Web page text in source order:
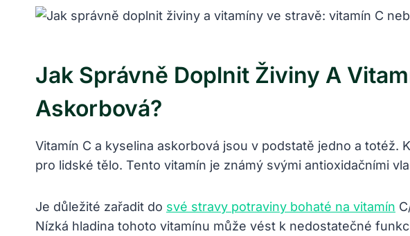
Jak Správně Doplnit Živiny A
Askorbová?
Vitamín C a kyselina askorbová jsou v podstatě jedno a totéž.
pro lidské tělo. Tento vitamín je známý svými antioxidačními
Je důležité zařadit do své stravy potraviny bohaté na vitamín
Nízká hladina tohoto vitamínu může vést k nedostatečné